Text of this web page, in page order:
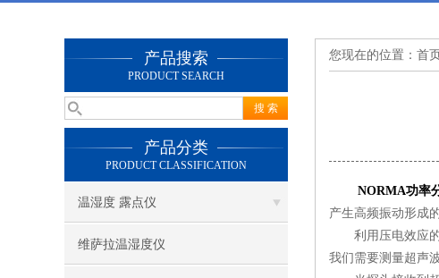
产品搜索
PRODUCT SEARCH
产品分类
PRODUCT CLASSIFICATION
温湿度 露点仪
维萨拉温湿度仪
您现在的位置： 首页
NORMA功率
产生高频振动形成
利用压电效应的
我们需要测量超声